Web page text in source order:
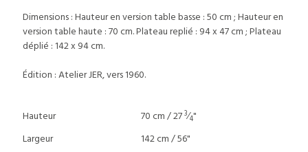
Dimensions : Hauteur en version table basse : 50 cm ; Hauteur en
version table haute : 70 cm. Plateau replié : 94 x 47 cm ; Plateau
déplié : 142 x 94 cm.
Édition : Atelier JER, vers 1960.
Hauteur 70 cm / 273⁄4"
Largeur
142 cm / 56"